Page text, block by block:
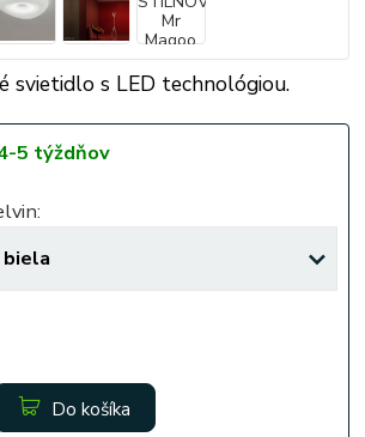
svietidlo s LED technológiou.
5 týždňov
Do košíka